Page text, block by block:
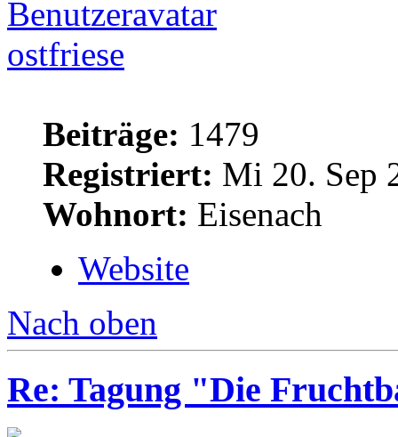
ostfriese
Beiträge: 1479
Registriert: Mi 20. Sep
Wohnort: Eisenach
Website
Nach oben
Re: Tagung "Die